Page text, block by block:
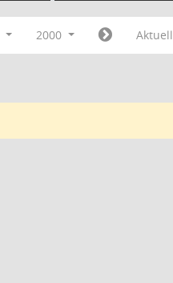
2000 Aktuell